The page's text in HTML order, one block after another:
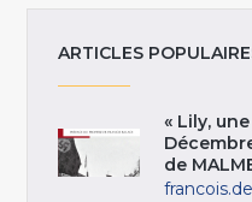
ARTICLES
« Lily,
de